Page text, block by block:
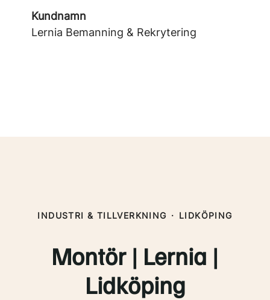
Kundnamn
Lernia Bemanning & Rekrytering
INDUSTRI & TILLVERKNING · LIDKÖPING
Montör | Lernia |
Lidköping